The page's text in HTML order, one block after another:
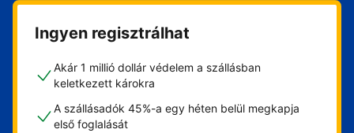
Ingyen regisztrálhat
Akár 1 millió dollár védelem a szállásban
keletkezett károkra
A szállásadók 45%-a egy héten belül megkapja
első foglalását